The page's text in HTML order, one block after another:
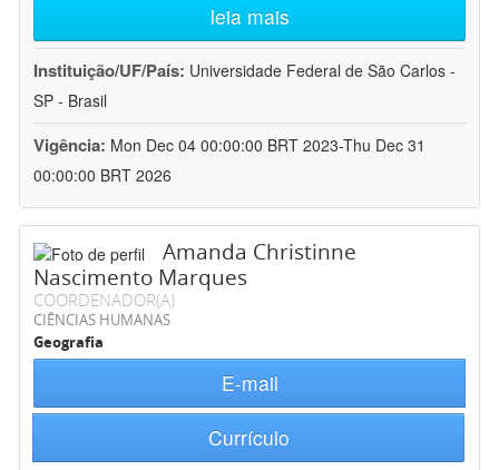
leia mais
Instituição/UF/País: Universidade Federal de São Carlos -
SP - Brasil
Vigência: Mon Dec 04 00:00:00 BRT 2023-Thu Dec 31
00:00:00 BRT 2026
Amanda Christinne
Nascimento Marques
COORDENADOR(A)
CIÊNCIAS HUMANAS
Geografia
E-mail
Currículo